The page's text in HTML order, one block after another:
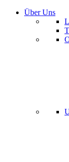
Über Uns